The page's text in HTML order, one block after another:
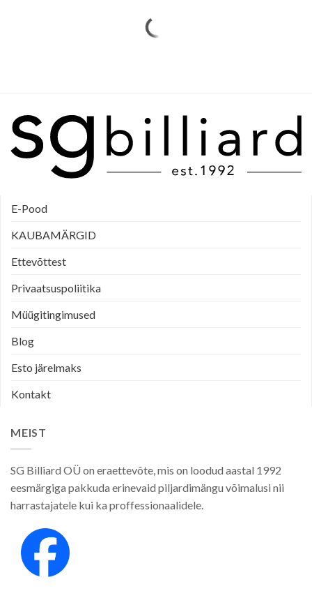
E-Pood
KAUBAMÄRGID
Ettevõttest
Privaatsuspoliitika
Müügitingimused
Blog
Esto järelmaks
Kontakt
MEIST
SG Billiard OÜ on eraettevõte, mis on loodud aastal 1992
eesmärgiga pakkuda erinevaid piljardimängu võimalusi nii
harrastajatele kui ka proffessionaalidele.